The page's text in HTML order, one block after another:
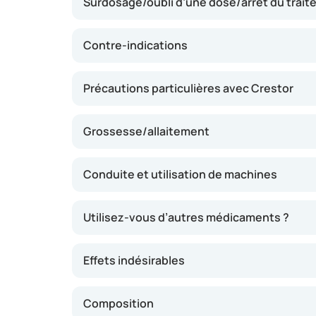
cardiovasculaires. Le médicament agit
HDL. Vous ne percevrez généralement pas
Contre-indications
Précautions particulières avec Crestor
Grossesse/allaitement
Conduite et utilisation de machines
Utilisez-vous d’autres médicaments ?
Effets indésirables
Composition